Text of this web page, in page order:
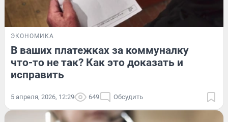
ЭКОНОМИКА
В ваших платежках за коммуналку
что-то не так? Как это доказать и
исправить
5 апреля, 2026, 12:29 649 Обсудить